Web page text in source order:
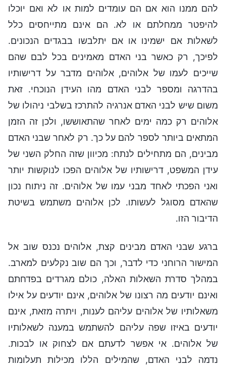
להם ממנו הוא אם הם עומדים למות או לא ואם יוכלו
להיפטר ממחלתם או לא. הם אינם מתייחסים כלל
לשאלות אם ישמינו או אם יתלבשו בבגדים הנכונים.
לפיכך, רק כאשר בני האדם מאמינים בכל לבם שהם
שייכים לעמו של אלוהים, אלוהים מדבר על דרישותיו
בהדרגה ומספר לבני האדם מהו העידן הנוכחי. זאת
משום שיש לבני האדם אנרגיה להתרכז בשלבי ניהולו של
אלוהים רק כמה ימים לאחר שהתאוששו, ולכן זה הזמן
המתאים ביותר לספר להם על כך. רק לאחר שבני האדם
מבינים, הם מתחילים לנתח: מכיוון שזה החלק השני של
עידן המשפט, דרישותיו של אלוהים הפכו לנוקשות יותר
ואני הפכתי לאחד מבני עמו של אלוהים. זה ניתוח נכון
שהאדם מסוגל לעשותו. לכן אלוהים משתמש בשיטת
הדיבור הזו.
ברגע שבני האדם מבינים קצת, אלוהים נכנס שוב אל
המישור הרוחני כדי לדבר, וכך הם שוב נקלעים למארב.
במהלך סדרת השאלות האלה, כולם מגרדים בפדחתם
ואינם יודעים מה רצונו של אלוהים, אינם יודעים על אילו
משאלותיו של אלוהים עליהם לענות, ויתרה מזאת, אינם
יודעים באיזו שפה עליהם להשתמש במענה לשאלותיו
של אלוהים. אי אפשר לדעתם אם לצחוק או לבכות.
נדמה לבני האדם, שהמילים הללו מכילות תעלומות